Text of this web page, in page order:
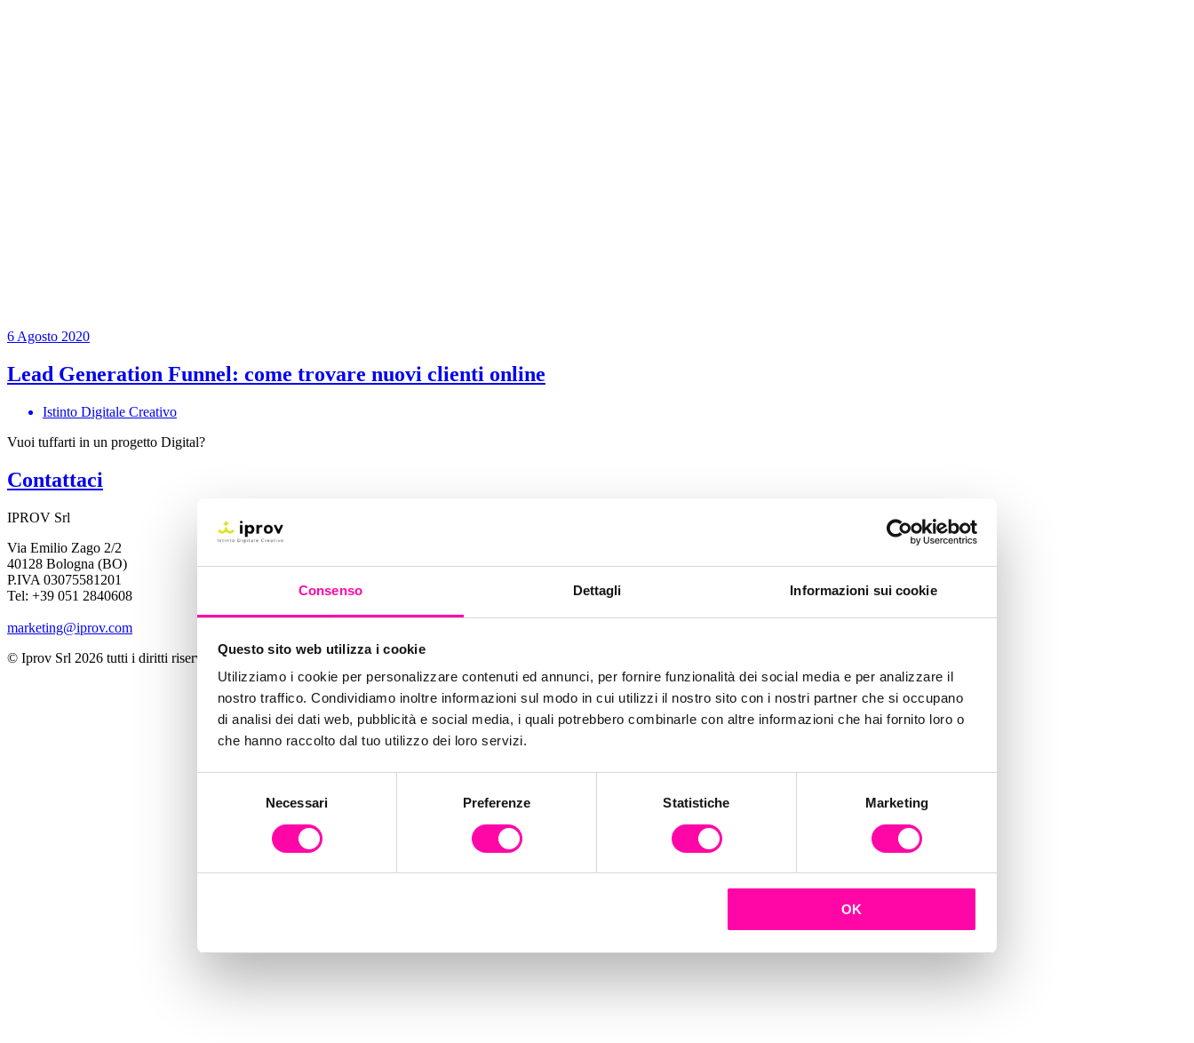
Consenso Dettagli Informazioni sui cookie
Questo sito web utilizza i cookie
Utilizziamo i cookie per personalizzare contenuti ed annunci, per fornire funzionalità dei social media e per analizzare il
nostro traffico. Condividiamo inoltre informazioni sul modo in cui utilizzi il nostro sito con i nostri partner che si occupano
di analisi dei dati web, pubblicità e social media, i quali potrebbero combinarle con altre informazioni che hai fornito loro o
che hanno raccolto dal tuo utilizzo dei loro servizi.
Necessari Preferenze Statistiche Marketing
OK
6 Agosto 2020
Lead Generation Funnel: come trovare nuovi clienti online
Istinto Digitale Creativo
Vuoi tuffarti in un progetto Digital?
Contattaci
IPROV Srl
Via Emilio Zago 2/2
40128 Bologna (BO)
P.IVA 03075581201
Tel: +39 051 2840608
marketing@iprov.com
© Iprov Srl 2026 tutti i diritti riservati.